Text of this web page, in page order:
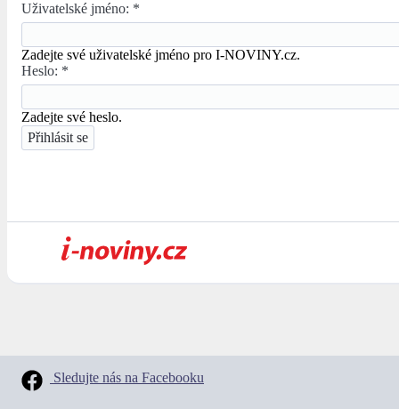
Uživatelské jméno: *
Zadejte své uživatelské jméno pro I-NOVINY.cz.
Heslo: *
Zadejte své heslo.
Sledujte nás na Facebooku